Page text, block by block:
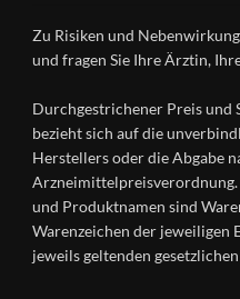
Datenschutz
Nutzungsbedingungen
Ratgeber
Wirkstoffe
Gesundheitsmagazin
Händlerlogin
Instagram
Zu Risiken und
und fragen Sie Ihre Ärztin,
Durchgestrichener Preis und
bezieht sich auf die
Herstellers oder die Abgabe
und Produktnamen sind
Warenzeichen der jeweiligen
jeweils geltenden